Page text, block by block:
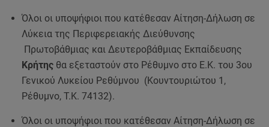
Όλοι οι υποψήφιοι που κατέθεσαν Αίτηση-Δήλωση σε
Λύκεια της Περιφερειακής Διεύθυνσης
Πρωτοβάθμιας και Δευτεροβάθμιας Εκπαίδευσης
Κρήτης θα εξεταστούν στο Ρέθυμνο στο Ε.Κ. του 3ου
Γενικού Λυκείου Ρεθύμνου (Κουντουριώτου 1,
Ρέθυμνο, Τ.Κ. 74132).
Όλοι οι υποψήφιοι που κατέθεσαν Αίτηση-Δήλωση σε